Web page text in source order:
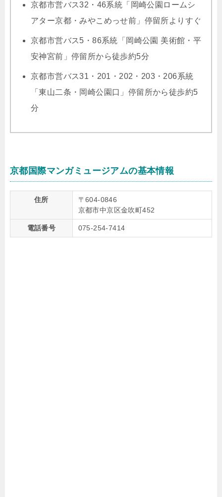
京都市営バス32・46系統「岡崎公園ロームシ
アター京都・みやこめっせ前」停留所よりすぐ
京都市営バス5・86系統「岡崎公園 美術館・平
安神宮前」停留所から徒歩約5分
京都市営バス31・201・202・203・206系統
「東山二条・岡崎公園口」停留所から徒歩約5
分
京都国際マンガミュージアムの基本情報
住所
〒604-0846
京都市中京区金吹町452
電話番号 075-254-7414